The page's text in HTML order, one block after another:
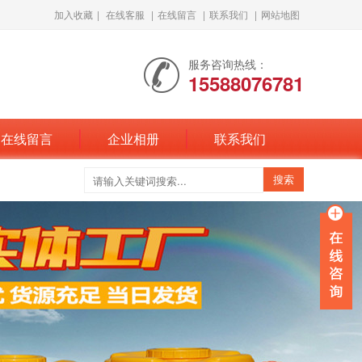
加入收藏 | 在线客服 | 在线留言 | 联系我们 | 网站地图
服务咨询热线：
15588076781
在线留言 企业相册 联系我们